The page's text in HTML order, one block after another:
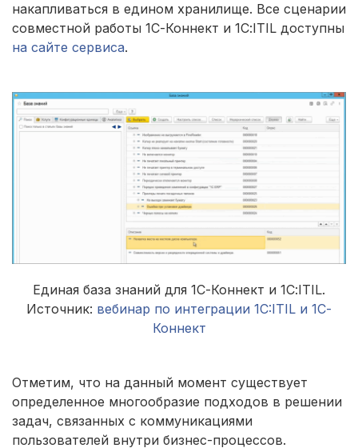
накапливаться в едином хранилище. Все сценарии
совместной работы 1С-Коннект и 1С:ITIL доступны
на сайте сервиса.
Единая база знаний для 1С-Коннект и 1С:ITIL.
Источник: вебинар по интеграции 1C:ITIL и 1С-
Коннект
Отметим, что на данный момент существует
определенное многообразие подходов в решении
задач, связанных с коммуникациями
пользователей внутри бизнес-процессов.